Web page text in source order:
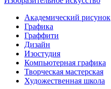
Академический рисунок
Графика
Граффити
Дизайн
Изостудия
Компьютерная графика
Творческая мастерская
Художественная школа